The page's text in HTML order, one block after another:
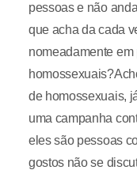
pessoas e não
que acha da cada
nomeadamente
de homossexuais,
uma campanha
eles são pessoas
gostos não se